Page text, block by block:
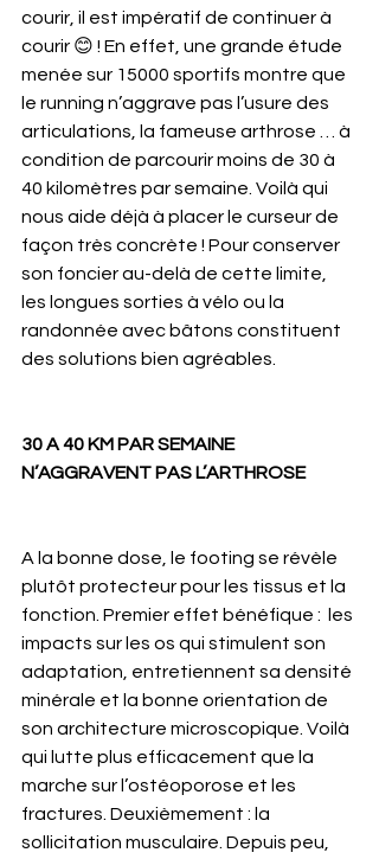
courir, il est impératif de continuer à
courir 😊 ! En effet, une grande étude
menée sur 15000 sportifs montre que
le running n’aggrave pas l’usure des
articulations, la fameuse arthrose … à
condition de parcourir moins de 30 à
40 kilomètres par semaine. Voilà qui
nous aide déjà à placer le curseur de
façon très concrète ! Pour conserver
son foncier au-delà de cette limite,
les longues sorties à vélo ou la
randonnée avec bâtons constituent
des solutions bien agréables.
30 A 40 KM PAR SEMAINE
N’AGGRAVENT PAS L’ARTHROSE
A la bonne dose, le footing se révèle
plutôt protecteur pour les tissus et la
fonction. Premier effet bénéfique :  les
impacts sur les os qui stimulent son
adaptation, entretiennent sa densité
minérale et la bonne orientation de
son architecture microscopique. Voilà
qui lutte plus efficacement que la
marche sur l’ostéoporose et les
fractures. Deuxièmement : la
sollicitation musculaire. Depuis peu,